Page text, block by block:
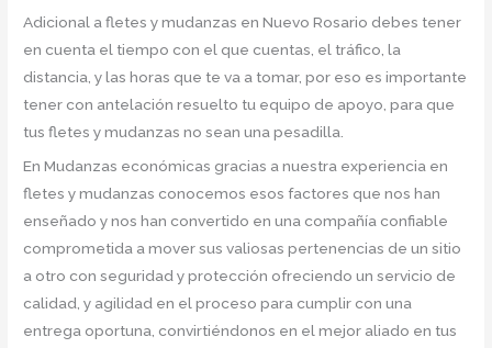
Adicional a fletes y mudanzas en Nuevo Rosario debes tener
en cuenta el tiempo con el que cuentas, el tráfico, la
distancia, y las horas que te va a tomar, por eso es importante
tener con antelación resuelto tu equipo de apoyo, para que
tus fletes y mudanzas no sean una pesadilla.
En Mudanzas económicas gracias a nuestra experiencia en
fletes y mudanzas conocemos esos factores que nos han
enseñado y nos han convertido en una compañía confiable
comprometida a mover sus valiosas pertenencias de un sitio
a otro con seguridad y protección ofreciendo un servicio de
calidad, y agilidad en el proceso para cumplir con una
entrega oportuna, convirtiéndonos en el mejor aliado en tus